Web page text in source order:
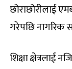
छोराछोरीलाई
गरेपछि नागरिक
शिक्षा क्षेत्रलाई